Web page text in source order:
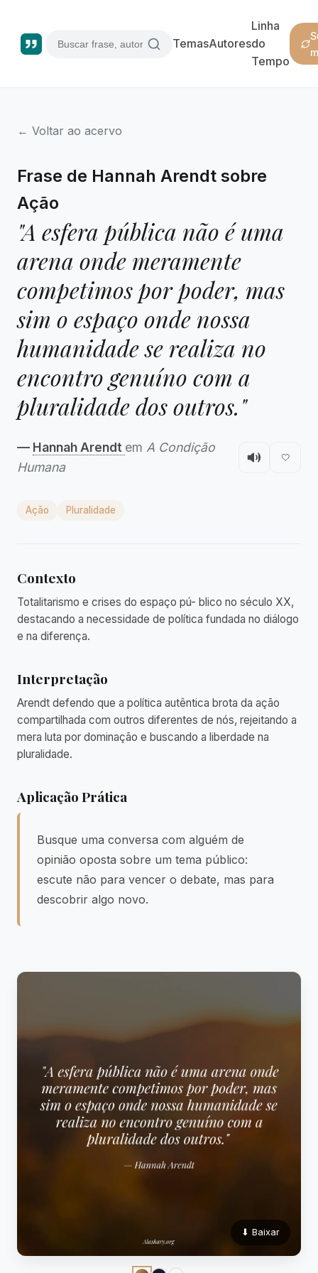
TemasAutores
Linha
do
Tempo
← Voltar ao acervo
Frase de Hannah Arendt sobre
Ação
"A esfera pública não é uma
arena onde meramente
competimos por poder, mas
sim o espaço onde nossa
humanidade se realiza no
encontro genuíno com a
pluralidade dos outros."
— Hannah Arendt em A Condição
Humana
🤍
Ação Pluralidade
Contexto
Totalitarismo e crises do espaço pú- blico no século XX,
destacando a necessidade de política fundada no diálogo
e na diferença.
Interpretação
Arendt defendo que a política autêntica brota da ação
compartilhada com outros diferentes de nós, rejeitando a
mera luta por dominação e buscando a liberdade na
pluralidade.
Aplicação Prática
Busque uma conversa com alguém de
opinião oposta sobre um tema público:
escute não para vencer o debate, mas para
descobrir algo novo.
⬇ Baixar